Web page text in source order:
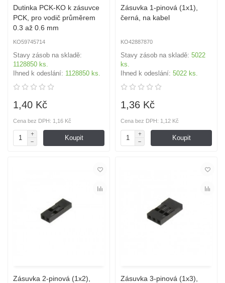
Dutinka PCK-KO k zásuvce
PCK, pro vodič průměrem
0.3 až 0.6 mm
KO59745714
Stavy zásob na skladě:
1128850 ks.
Ihned k odeslání: 1128850 ks.
1,40 Kč
Cena bez DPH: 1,16 Kč
Koupit
Zásuvka 1-pinová (1x1),
černá, na kabel
KO42887870
Stavy zásob na skladě: 5022
ks.
Ihned k odeslání: 5022 ks.
1,36 Kč
Cena bez DPH: 1,12 Kč
Koupit
Zásuvka 2-pinová (1x2),
Zásuvka 3-pinová (1x3),